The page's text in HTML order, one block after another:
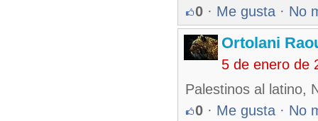
0 · Me gusta · No
Ortolani
5 de enero de
Palestinos al latino,
0 · Me gusta · No